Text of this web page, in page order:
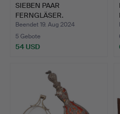
SIEBEN PAAR
FERNGLÄSER.
Beendet 19. Aug 2024
5 Gebote
54 USD